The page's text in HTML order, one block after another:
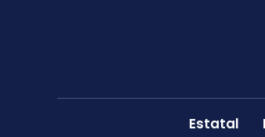
Estatal